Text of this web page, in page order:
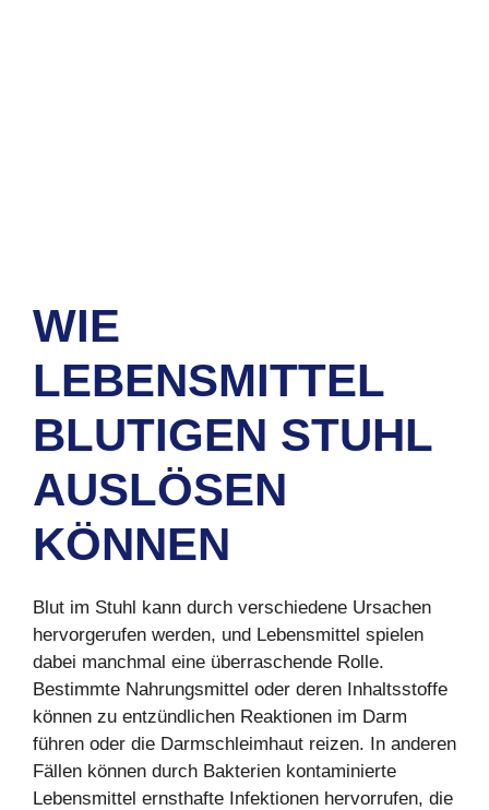
WIE
LEBENSMITTEL
BLUTIGEN STUHL
AUSLÖSEN
KÖNNEN
Blut im Stuhl kann durch verschiedene Ursachen
hervorgerufen werden, und Lebensmittel spielen
dabei manchmal eine überraschende Rolle.
Bestimmte Nahrungsmittel oder deren Inhaltsstoffe
können zu entzündlichen Reaktionen im Darm
führen oder die Darmschleimhaut reizen. In anderen
Fällen können durch Bakterien kontaminierte
Lebensmittel ernsthafte Infektionen hervorrufen, die